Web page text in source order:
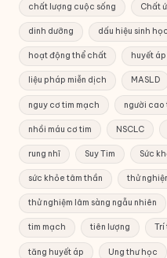
chất lượng cuộc sống Chất
dinh dưỡng dấu hiệu sinh học
hoạt động thể chất huyết áp
liệu pháp miễn dịch MASLD
nguy cơ tim mạch người cao
nhồi máu cơ tim NSCLC
rung nhĩ Suy Tim Sức
sức khỏe tâm thần thử
thử nghiệm lâm sàng ngẫu nhiên
tim mạch tiên lượng Trí
tăng huyết áp Ung thư học